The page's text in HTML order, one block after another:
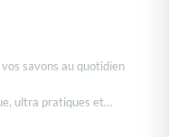
savons au quotidien
ultra pratiques et